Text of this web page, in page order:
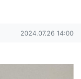
작성일
2024.07.26 14:00